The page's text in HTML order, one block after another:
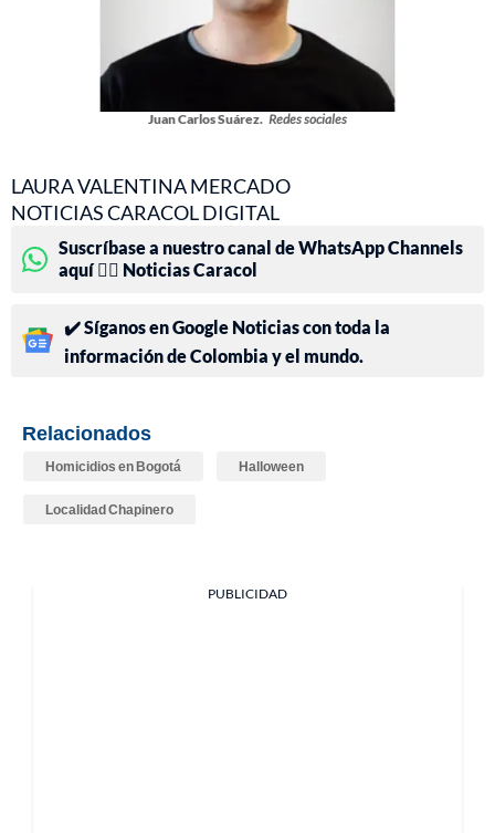
Juan Carlos Suárez. Redes sociales
LAURA VALENTINA MERCADO
NOTICIAS CARACOL DIGITAL
Suscríbase a nuestro canal de WhatsApp Channels
aquí 👉🏻 Noticias Caracol
✔️ Síganos en Google Noticias con toda la
información de Colombia y el mundo.
Relacionados
Homicidios en Bogotá Halloween
Localidad Chapinero
PUBLICIDAD